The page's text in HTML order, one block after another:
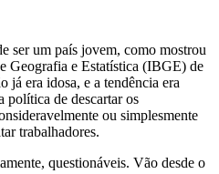
ser um país jovem, como mostrou
Geografia e Estatística (IBGE) de
já era idosa, e a tendência era
política de descartar os
ou simplesmente
trabalhadores.
questionáveis. Vão desde o